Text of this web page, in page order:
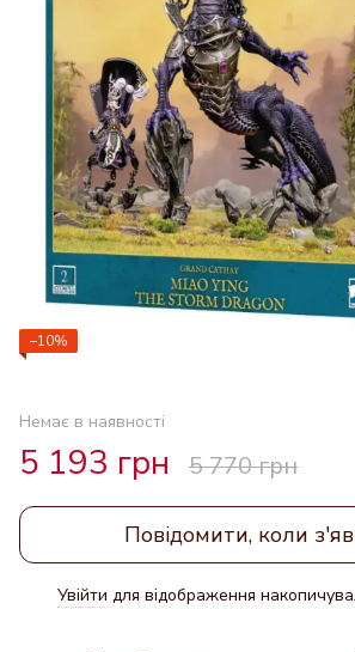
−10%
Немає в наявності
5 193 грн 5 770 грн
Повідомити, коли
Увійти для відображення